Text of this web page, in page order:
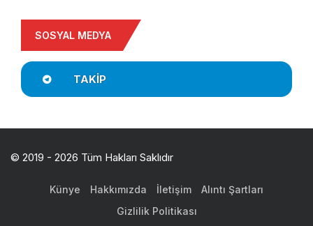
SOSYAL MEDYA
TAKIP
© 2019 - 2026 Tüm Hakları Saklıdır
Künye Hakkımızda İletişim
Alıntı Şartları
Gizlilik Politikası